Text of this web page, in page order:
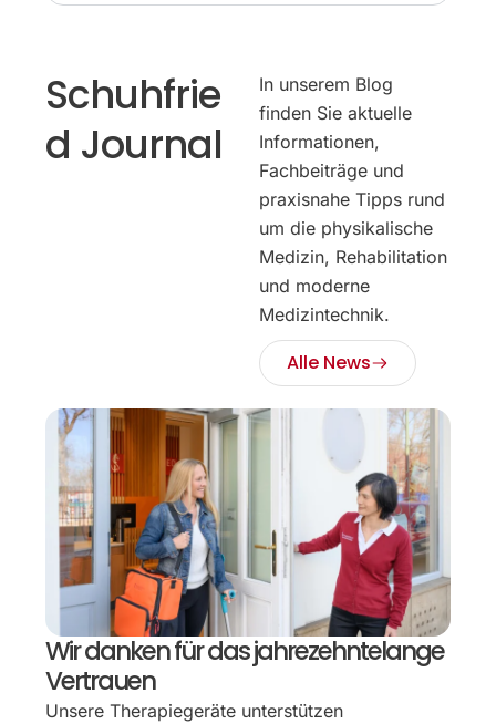
Schuhfrie
d Journal
In unserem Blog
finden Sie aktuelle
Informationen,
Fachbeiträge und
praxisnahe Tipps rund
um die physikalische
Medizin, Rehabilitation
und moderne
Medizintechnik.
Alle News
Wir danken für das jahrezehntelange
Vertrauen
Unsere Therapiegeräte unterstützen